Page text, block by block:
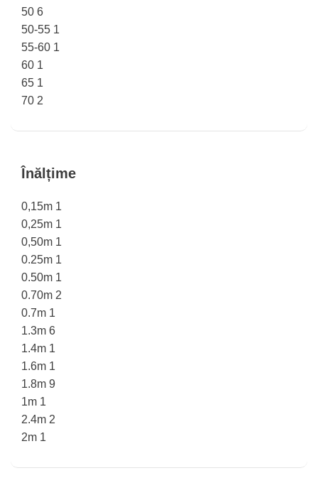
50 6
50-55 1
55-60 1
60 1
65 1
70 2
Înălțime
0,15m 1
0,25m 1
0,50m 1
0.25m 1
0.50m 1
0.70m 2
0.7m 1
1.3m 6
1.4m 1
1.6m 1
1.8m 9
1m 1
2.4m 2
2m 1